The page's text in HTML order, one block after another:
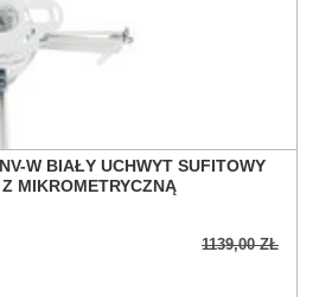
W BIAŁY UCHWYT SUFITOWY
MIKROMETRYCZNĄ
SALON POZNAŃ
1139,00 ZŁ